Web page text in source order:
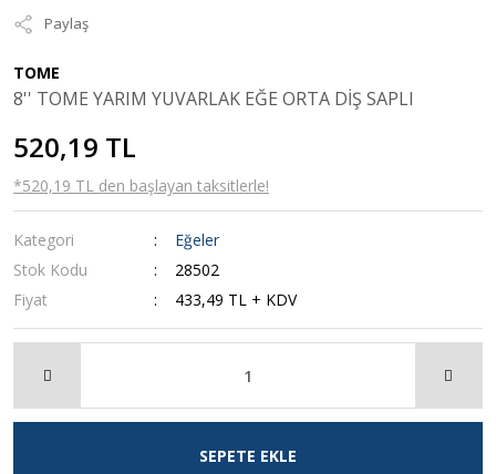
Paylaş
TOME
8'' TOME YARIM YUVARLAK EĞE ORTA DİŞ SAPLI
520,19 TL
*520,19 TL den başlayan taksitlerle!
Kategori
Eğeler
Stok Kodu
28502
Fiyat
433,49 TL + KDV
SEPETE EKLE